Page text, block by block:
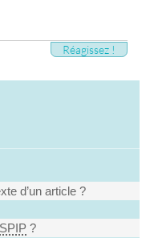
Réagissez !
d’un article ?
SPIP ?